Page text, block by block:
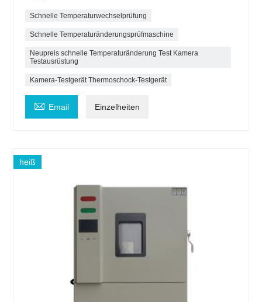
Schnelle Temperaturwechselprüfung
Schnelle Temperaturänderungsprüfmaschine
Neupreis schnelle Temperaturänderung Test Kamera
Testausrüstung
Kamera-Testgerät Thermoschock-Testgerät
 Email Einzelheiten
heiß